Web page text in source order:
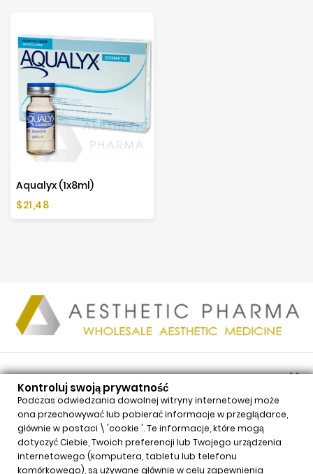
Aqualyx (1x8ml)
Cena
$21,48
PRODUKTY 
NASZA FIRMA
TWOJE KONTO 
INFORMACJE
Kontroluj swoją prywatność
Podczas odwiedzania dowolnej witryny internetowej może
ona przechowywać lub pobierać informacje w przeglądarce,
głównie w postaci \ 'cookie '. Te informacje, które mogą
dotyczyć Ciebie, Twoich preferencji lub Twojego urządzenia
internetowego (komputera, tabletu lub telefonu
komórkowego), są używane głównie w celu zapewnienia